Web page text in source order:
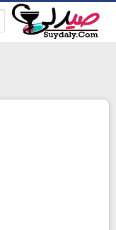
-->